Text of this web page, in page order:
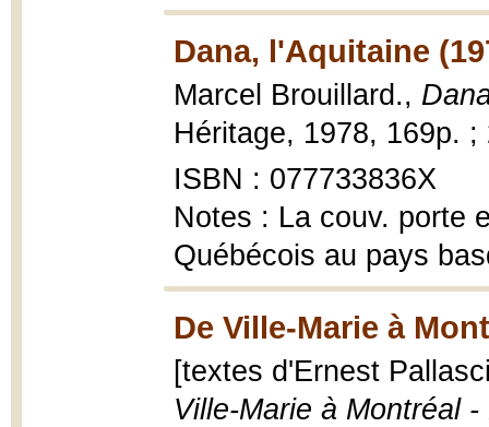
Dana, l'Aquitaine
Marcel Brouillard.,
Héritage, 1978, 169p. ;
ISBN : 077733836X
Notes : La couv. porte
Québécois au pays
De Ville-Marie à
[textes d'Ernest
Ville-Marie à Montréal